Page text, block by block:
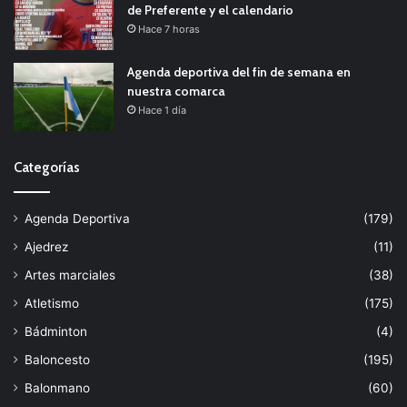
de Preferente y el calendario
Hace 7 horas
Agenda deportiva del fin de semana en
nuestra comarca
Hace 1 día
Categorías
Agenda Deportiva
(179)
Ajedrez
(11)
Artes marciales
(38)
Atletismo
(175)
Bádminton
(4)
Baloncesto
(195)
Balonmano
(60)